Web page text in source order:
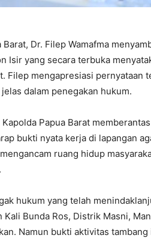
Barat, Dr. Filep Wamafma
Isir yang secara terbuka
Filep mengapresiasi pernyataan
dalam penegakan hukum.
Papua Barat memberantas
bukti nyata kerja di lapangan
ruang hidup
hukum yang telah
Bunda Ros, Distrik Masni,
Namun bukti aktivitas tambang